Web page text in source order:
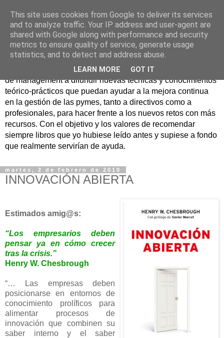
Nuevo Viernes - Nuevo
Libro
Nace con la misión de ayudar mediante la lectura de libros
de management a difundir nuevas técnicas y conocimientos
teórico-prácticos que puedan ayudar a la mejora continua
en la gestión de las pymes, tanto a directivos como a
profesionales, para hacer frente a los nuevos retos con más
recursos. Con el objetivo y los valores de recomendar
siempre libros que yo hubiese leído antes y supiese a fondo
que realmente servirían de ayuda.
martes, 2 de febrero de 2010
INNOVACIÓN ABIERTA
Estimados amig@s:
“Los empresarios deben
pensar ya en cómo crecer
tras la crisis.”
Henry W. Chesbrough
“… Las empresas deben
posicionarse en entornos de
conocimiento prolíficos para
alimentar procesos de
innovación que combinen su
saber interno y el saber
This site uses cookies from Google to deliver its services
and to analyze traffic. Your IP address and user-agent are
shared with Google along with performance and security
metrics to ensure quality of service, generate usage
statistics, and to detect and address abuse.
LEARN MORE GOT IT